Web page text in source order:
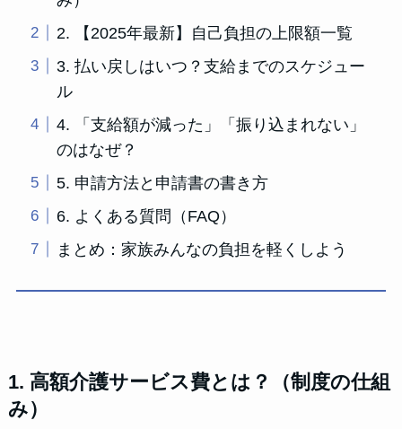
2. 【2025年最新】自己負担の上限額一覧
3. 払い戻しはいつ？支給までのスケジュー
ル
4. 「支給額が減った」「振り込まれない」
のはなぜ？
5. 申請方法と申請書の書き方
6. よくある質問（FAQ）
まとめ：家族みんなの負担を軽くしよう
1. 高額介護サービス費とは？（制度の仕組
み）